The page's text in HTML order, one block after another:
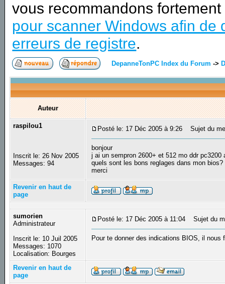
vous recommandons
pour scanner Windows afin de
erreurs de registre.
DepanneTonPC Index du Forum ->
Auteur
raspilou1
Inscrit le: 26 Nov 2005
Messages: 94
Posté le: 17 Déc 2005 à 9:26 Sujet du
bonjour
j ai un sempron 2600+ et 512 mo ddr pc3200
quels sont les bons reglages dans mon bios?
merci
Revenir en haut de
page
sumorien
Administrateur
Inscrit le: 10 Juil 2005
Messages: 1070
Localisation: Bourges
Posté le: 17 Déc 2005 à 11:04 Sujet du
Pour te donner des indications BIOS, il
Revenir en haut de
page